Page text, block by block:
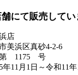
にて販売してい
店
美浜区真砂4-2-6
第 1175 号
11月1日～令和11